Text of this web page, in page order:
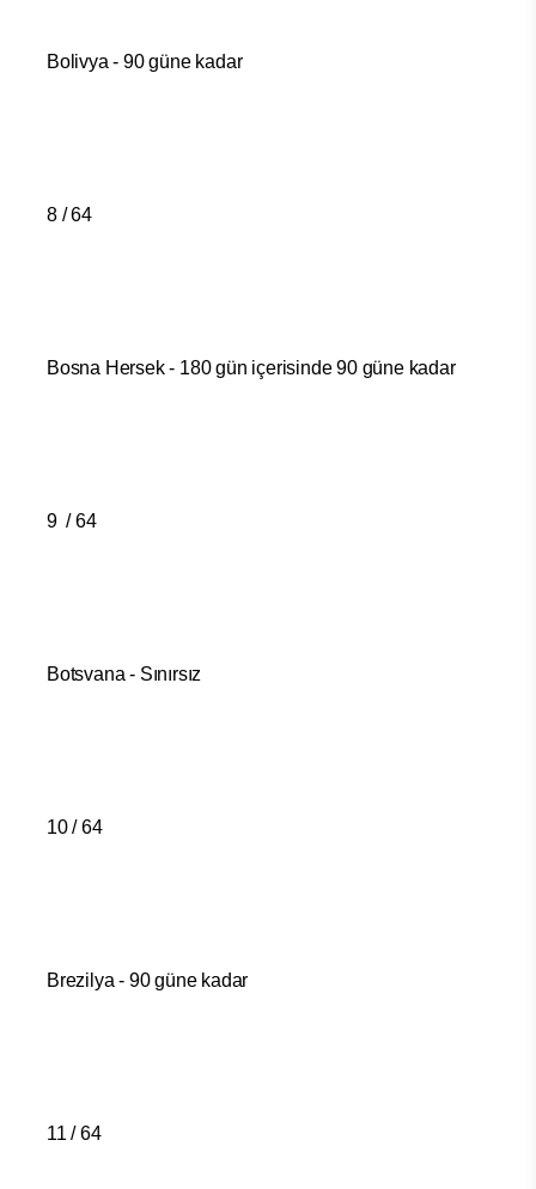
Bolivya - 90 güne kadar
8 / 64
Bosna Hersek - 180 gün içerisinde 90 güne kadar
9 / 64
Botsvana - Sınırsız
10 / 64
Brezilya - 90 güne kadar
11 / 64